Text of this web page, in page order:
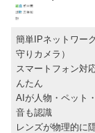
簡単IPネットワー
守りカメラ）
スマートフォン対
んたん
AIが人物・ペット
音も認識
レンズが物理的に